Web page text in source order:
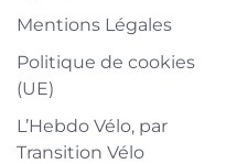
Mentions Légales
Politique de cookies
(UE)
L’Hebdo Vélo, par
Transition Vélo